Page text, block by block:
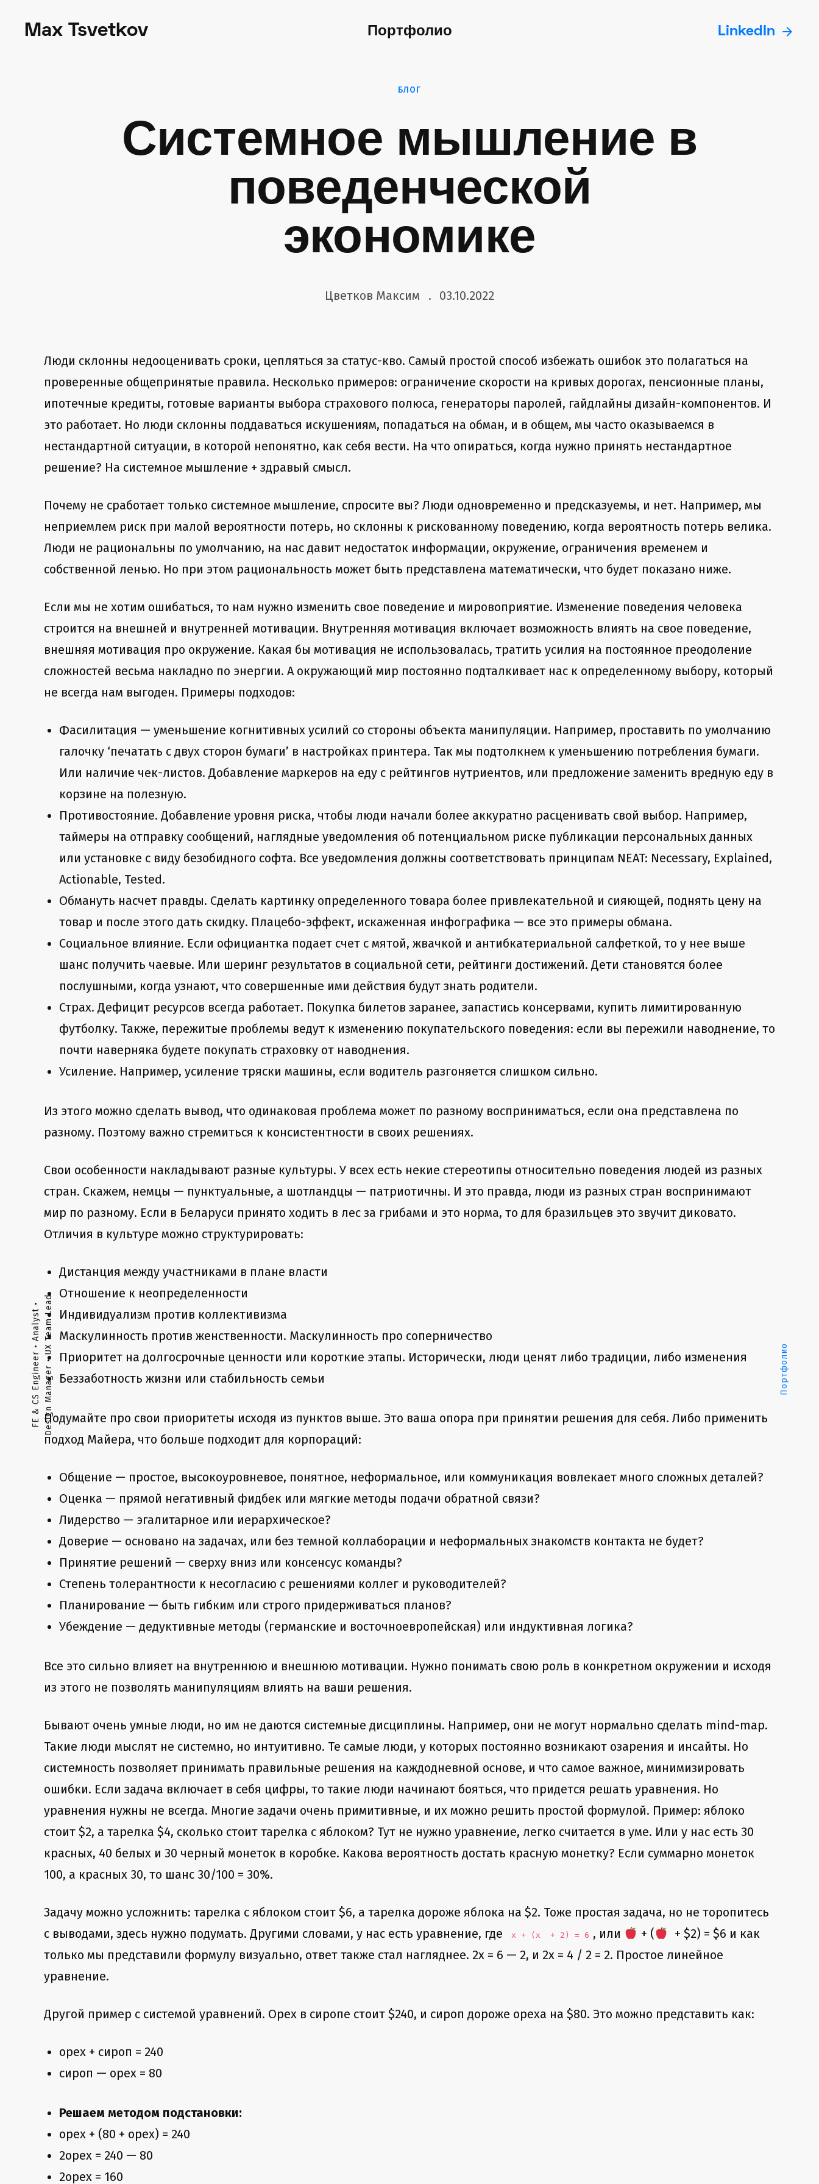
F
E
&
C
S
E
n
g
i
n
e
e
r
•
A
n
a
l
y
s
t
•
D
e
s
i
g
n
M
a
n
a
g
e
r
•
U
X
T
e
a
m
L
e
ad Портфолио
Max Tsvetkov Портфолио LinkedIn arrow_forward
БЛОГ
Системное мышление в
поведенческой
экономике
Цветков Максим 03.10.2022
Люди склонны недооценивать сроки, цепляться за статус-кво. Самый простой способ избежать ошибок это полагаться на
проверенные общепринятые правила. Несколько примеров: ограничение скорости на кривых дорогах, пенсионные планы,
ипотечные кредиты, готовые варианты выбора страхового полюса, генераторы паролей, гайдлайны дизайн-компонентов. И
это работает. Но люди склонны поддаваться искушениям, попадаться на обман, и в общем, мы часто оказываемся в
нестандартной ситуации, в которой непонятно, как себя вести. На что опираться, когда нужно принять нестандартное
решение? На системное мышление + здравый смысл.
Почему не сработает только системное мышление, спросите вы? Люди одновременно и предсказуемы, и нет. Например, мы
неприемлем риск при малой вероятности потерь, но склонны к рискованному поведению, когда вероятность потерь велика.
Люди не рациональны по умолчанию, на нас давит недостаток информации, окружение, ограничения временем и
собственной ленью. Но при этом рациональность может быть представлена математически, что будет показано ниже.
Если мы не хотим ошибаться, то нам нужно изменить свое поведение и мировоприятие. Изменение поведения человека
строится на внешней и внутренней мотивации. Внутренняя мотивация включает возможность влиять на свое поведение,
внешняя мотивация про окружение. Какая бы мотивация не использовалась, тратить усилия на постоянное преодоление
сложностей весьма накладно по энергии. А окружающий мир постоянно подталкивает нас к определенному выбору, который
не всегда нам выгоден. Примеры подходов:
Фасилитация — уменьшение когнитивных усилий со стороны объекта манипуляции. Например, проставить по умолчанию
галочку ‘печатать с двух сторон бумаги’ в настройках принтера. Так мы подтолкнем к уменьшению потребления бумаги.
Или наличие чек-листов. Добавление маркеров на еду с рейтингов нутриентов, или предложение заменить вредную еду в
корзине на полезную.
Противостояние. Добавление уровня риска, чтобы люди начали более аккуратно расценивать свой выбор. Например,
таймеры на отправку сообщений, наглядные уведомления об потенциальном риске публикации персональных данных
или установке с виду безобидного софта. Все уведомления должны соответствовать принципам NEAT: Necessary, Explained,
Actionable, Tested.
Обмануть насчет правды. Сделать картинку определенного товара более привлекательной и сияющей, поднять цену на
товар и после этого дать скидку. Плацебо-эффект, искаженная инфографика — все это примеры обмана.
Социальное влияние. Если официантка подает счет с мятой, жвачкой и антибкатериальной салфеткой, то у нее выше
шанс получить чаевые. Или шеринг результатов в социальной сети, рейтинги достижений. Дети становятся более
послушными, когда узнают, что совершенные ими действия будут знать родители.
Страх. Дефицит ресурсов всегда работает. Покупка билетов заранее, запастись консервами, купить лимитированную
футболку. Также, пережитые проблемы ведут к изменению покупательского поведения: если вы пережили наводнение, то
почти наверняка будете покупать страховку от наводнения.
Усиление. Например, усиление тряски машины, если водитель разгоняется слишком сильно.
Из этого можно сделать вывод, что одинаковая проблема может по разному восприниматься, если она представлена по
разному. Поэтому важно стремиться к консистентности в своих решениях.
Свои особенности накладывают разные культуры. У всех есть некие стереотипы относительно поведения людей из разных
стран. Скажем, немцы — пунктуальные, а шотландцы — патриотичны. И это правда, люди из разных стран воспринимают
мир по разному. Если в Беларуси принято ходить в лес за грибами и это норма, то для бразильцев это звучит диковато.
Отличия в культуре можно структурировать:
Дистанция между участниками в плане власти
Отношение к неопределенности
Индивидуализм против коллективизма
Маскулинность против женственности. Маскулинность про соперничество
Приоритет на долгосрочные ценности или короткие этапы. Исторически, люди ценят либо традиции, либо изменения
Беззаботность жизни или стабильность семьи
Подумайте про свои приоритеты исходя из пунктов выше. Это ваша опора при принятии решения для себя. Либо применить
подход Майера, что больше подходит для корпораций:
Общение — простое, высокоуровневое, понятное, неформальное, или коммуникация вовлекает много сложных деталей?
Оценка — прямой негативный фидбек или мягкие методы подачи обратной связи?
Лидерство — эгалитарное или иерархическое?
Доверие — основано на задачах, или без темной коллаборации и неформальных знакомств контакта не будет?
Принятие решений — сверху вниз или консенсус команды?
Степень толерантности к несогласию с решениями коллег и руководителей?
Планирование — быть гибким или строго придерживаться планов?
Убеждение — дедуктивные методы (германские и восточноевропейская) или индуктивная логика?
Все это сильно влияет на внутреннюю и внешнюю мотивации. Нужно понимать свою роль в конкретном окружении и исходя
из этого не позволять манипуляциям влиять на ваши решения.
Бывают очень умные люди, но им не даются системные дисциплины. Например, они не могут нормально сделать mind-map.
Такие люди мыслят не системно, но интуитивно. Те самые люди, у которых постоянно возникают озарения и инсайты. Но
системность позволяет принимать правильные решения на каждодневной основе, и что самое важное, минимизировать
ошибки. Если задача включает в себя цифры, то такие люди начинают бояться, что придется решать уравнения. Но
уравнения нужны не всегда. Многие задачи очень примитивные, и их можно решить простой формулой. Пример: яблоко
стоит $2, а тарелка $4, сколько стоит тарелка с яблоком? Тут не нужно уравнение, легко считается в уме. Или у нас есть 30
красных, 40 белых и 30 черный монеток в коробке. Какова вероятность достать красную монетку? Если суммарно монеток
100, а красных 30, то шанс 30/100 = 30%.
Задачу можно усложнить: тарелка с яблоком стоит $6, а тарелка дороже яблока на $2. Тоже простая задача, но не торопитесь
с выводами, здесь нужно подумать. Другими словами, у нас есть уравнение, где
x + (x + 2) = 6 , или + (
+ $2) = $6 и как
только мы представили формулу визуально, ответ также стал нагляднее. 2x = 6 — 2, и 2x = 4 / 2 = 2. Простое линейное
уравнение.
Другой пример с системой уравнений. Орех в сиропе стоит $240, и сироп дороже ореха на $80. Это можно представить как:
орех + сироп = 240
сироп — орех = 80
Решаем методом подстановки:
орех + (80 + орех) = 240
2орех = 240 — 80
2орех = 160